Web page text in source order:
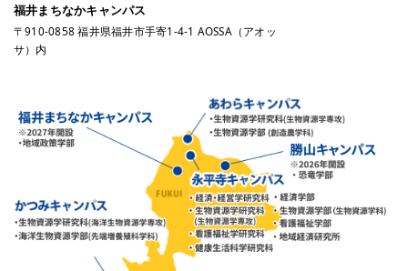
福井まちなかキャンパス
〒910-0858 福井県福井市手寄1-4-1 AOSSA（アオッ
サ）内